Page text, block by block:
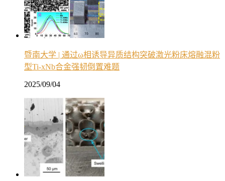
暨南大学 | 通过ω相诱导异质结构突破激光粉床熔融混粉
型Ti-xNb合金强韧倒置难题
2025/09/04